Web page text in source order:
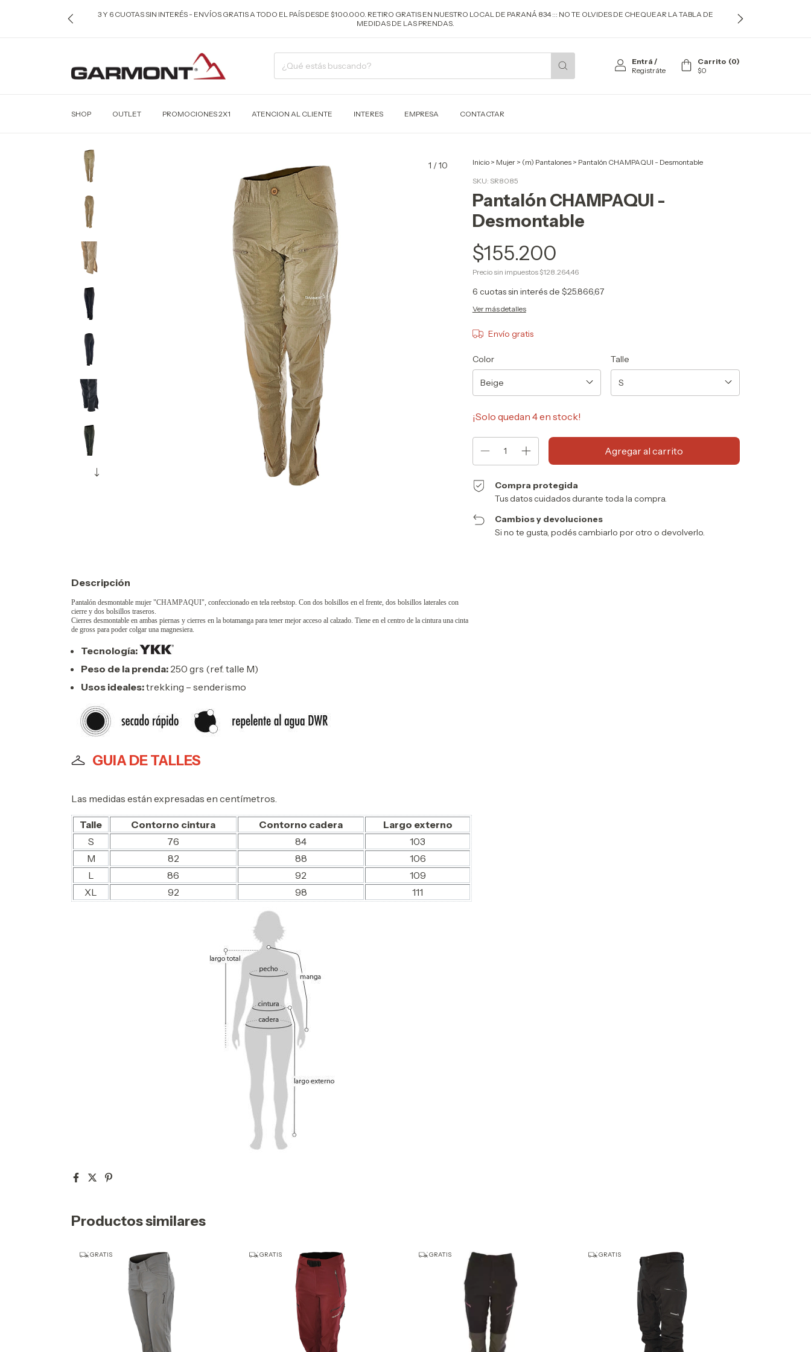
3 Y 6 CUOTAS SIN INTERÉS - ENVÍOS GRATIS A TODO EL PAÍS DESDE $100.000. RETIRO GRATIS EN NUESTRO LOCAL DE PARANÁ 834 ::: NO TE OLVIDES DE CHEQUEAR LA TABLA DE
MEDIDAS DE LAS PRENDAS.
Entrá /
Registráte
Carrito (0)
$0
SHOP OUTLET PROMOCIONES 2X1 ATENCION AL CLIENTE INTERES EMPRESA CONTACTAR
1 /10 Inicio > Mujer > (m) Pantalones > Pantalón CHAMPAQUI - Desmontable
SKU: SR8085
Pantalón CHAMPAQUI -
Desmontable
$155.200
Precio sin impuestos $128.264,46
6 cuotas sin interés de $25.866,67
Ver más detalles
Envío gratis
Color Talle
¡Solo quedan 4en stock!
Compra protegida
Tus datos cuidados durante toda la compra.
Cambios y devoluciones
Si no te gusta, podés cambiarlo por otro o devolverlo.
Descripción
Pantalón desmontable mujer "CHAMPAQUI", confeccionado en tela reebstop. Con dos bolsillos en el frente, dos bolsillos laterales con
cierre y dos bolsillos traseros.
Cierres desmontable en ambas piernas y cierres en la botamanga para tener mejor acceso al calzado. Tiene en el centro de la cintura una cinta
de gross para poder colgar una magnesiera.
Tecnología:
Peso de la prenda: 250 grs (ref. talle M)
Usos ideales:trekking – senderismo
GUIA DE TALLES
Las medidas están expresadas en centímetros.
Talle Contorno cintura Contorno cadera
Largo externo
S
76 84
103
M
82 88
106
L
86 92
109
XL
92 98 111
Productos similares
GRATIS GRATIS GRATIS GRATIS